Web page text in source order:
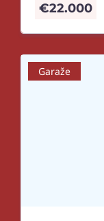
€22.000
Garaže